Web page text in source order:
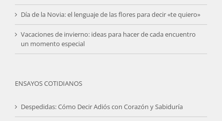
Día de la Novia: el lenguaje de las flores para decir «te quiero»
Vacaciones de invierno: ideas para hacer de cada encuentro
un momento especial
ENSAYOS COTIDIANOS
Despedidas: Cómo Decir Adiós con Corazón y Sabiduría